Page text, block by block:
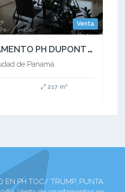
Venta
VENTA APARTAMENTO PH DUPONT AP CON LINEA BLANCA, PUNTA PACIFICA (10)
de Panamá
217 m²
EN PH TOC/ TRUMP, PUNTA